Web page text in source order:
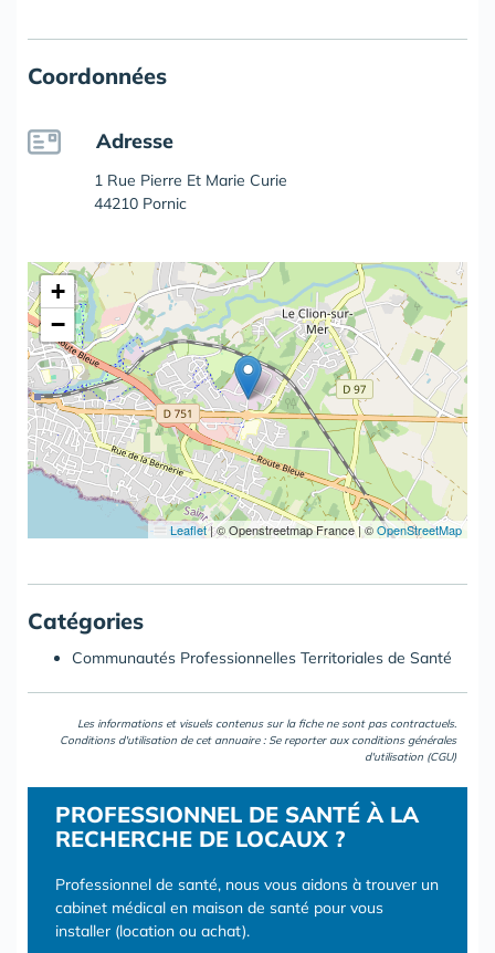
Coordonnées
Adresse
1 Rue Pierre Et Marie Curie
44210 Pornic
+
−
Leaflet|© Openstreetmap France | ©OpenStreetMap
Catégories
Communautés Professionnelles Territoriales de Santé
Les informations et visuels contenus sur la fiche ne sont pas contractuels.
Conditions d'utilisation de cet annuaire : Se reporter aux conditions générales
d'utilisation (CGU)
PROFESSIONNEL DE SANTÉ À LA
RECHERCHE DE LOCAUX ?
Professionnel de santé, nous vous aidons à trouver un
cabinet médical en maison de santé pour vous
installer (location ou achat).